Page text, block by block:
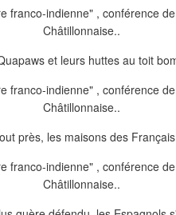
et leurs huttes au toit
près, les maisons des